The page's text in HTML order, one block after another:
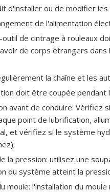
d'installer ou de modifier
de l'alimentation
outil de cintrage à rouleaux
de corps étrangers
la chaîne et les
doit être coupée
avant de conduire: Vérifiez
point de lubrification,
et vérifiez si le système
la pression: utilisez une
du système atteint la
moule: l'installation du